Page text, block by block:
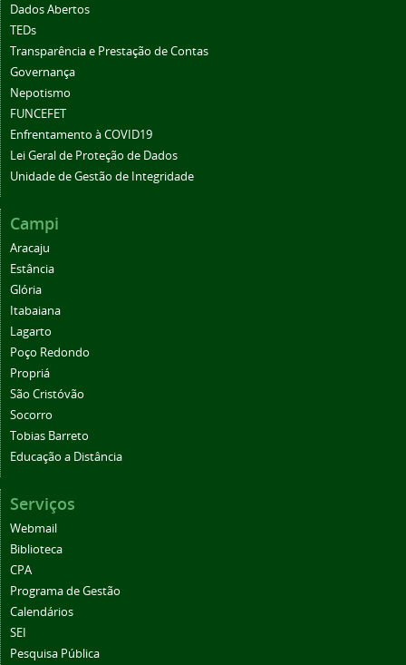
Dados Abertos
TEDs
Transparência e Prestação de Contas
Governança
Nepotismo
FUNCEFET
Enfrentamento à COVID19
Lei Geral de Proteção de Dados
Unidade de Gestão de Integridade
Campi
Aracaju
Estância
Glória
Itabaiana
Lagarto
Poço Redondo
Propriá
São Cristóvão
Socorro
Tobias Barreto
Educação a Distância
Serviços
Webmail
Biblioteca
CPA
Programa de Gestão
Calendários
SEI
Pesquisa Pública